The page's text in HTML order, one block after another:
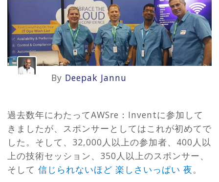
By Deepak Jannu
過去数年にわたってAWSre：Inventに参加して
きましたが、スポンサーとしてはこれが初めてで
した。そして、32,000人以上の参加者、400人以
上の技術セッション、350人以上のスポンサー、
そして 信じられないほど 楽しさいっぱい 夜。